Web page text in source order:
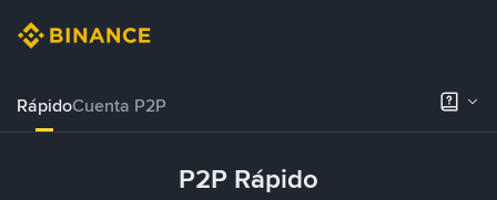
RápidoCuenta P2P
P2P Rápido